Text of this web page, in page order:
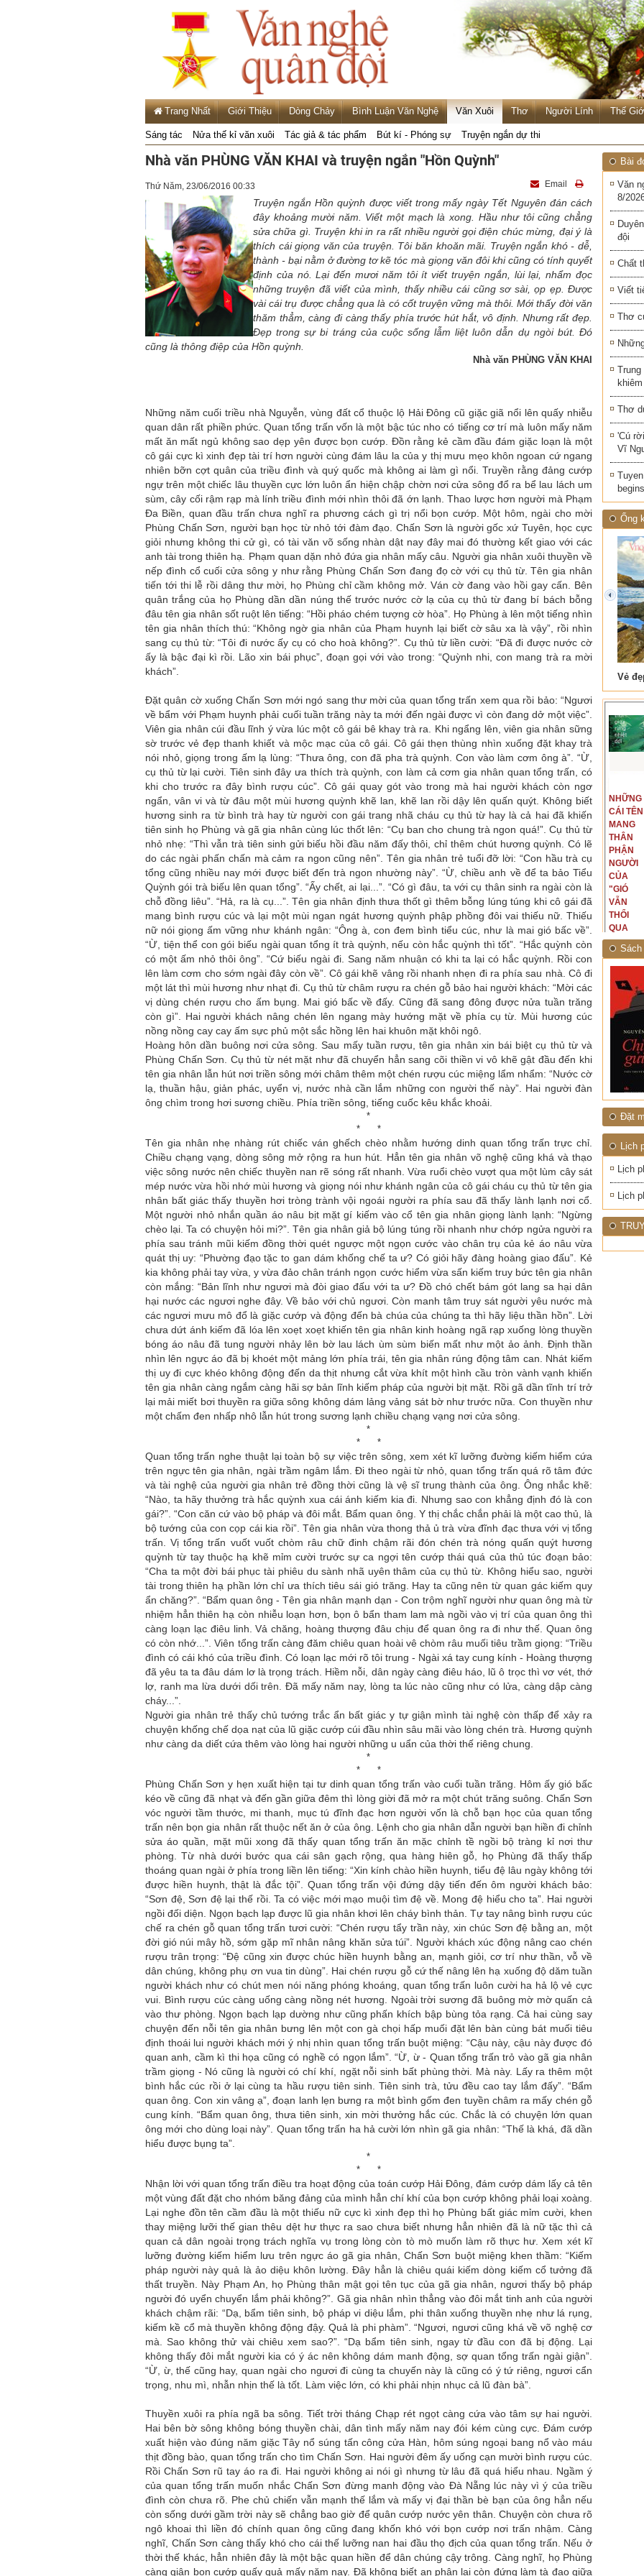
Trang Nhất Giới Thiệu Dòng Chảy Bình Luận Văn Nghệ Văn Xuôi Thơ Người Lính Thế
Sáng tác Nửa thế kỉ văn xuôi Tác giả & tác phẩm Bút kí - Phóng sự Truyện ngắn dự thi
Nhà văn PHÙNG VĂN KHAI và truyện ngắn "Hồn Quỳnh"
Thứ Năm, 23/06/2016 00:33 Email
Truyện ngắn Hồn quỳnh được viết trong mấy ngày Tết Nguyên đán cách
đây khoảng mười năm. Viết một mạch là xong. Hầu như tôi cũng chẳng
sửa chữa gì. Truyện khi in ra rất nhiều người gọi điện chúc mừng, đại ý là
thích cái giọng văn của truyện. Tôi băn khoăn mãi. Truyện ngắn khó - dễ,
thành - bại nằm ở đường tơ kẽ tóc mà giọng văn đôi khi cũng có tính quyết
định của nó. Lại đến mươi năm tôi ít viết truyện ngắn, lùi lại, nhẩm đọc
những truyện đã viết của mình, thấy nhiều cái cũng sơ sài, ọp ẹp. Được
vài cái trụ được chẳng qua là có cốt truyện vững mà thôi. Mới thấy đời văn
thăm thẳm, càng đi càng thấy phía trước hút hắt, vô định. Nhưng rất đẹp.
Đẹp trong sự bi tráng của cuộc sống lẫm liệt luôn dẫn dụ ngòi bút. Đó
cũng là thông điệp của Hồn quỳnh.
Nhà văn PHÙNG VĂN KHAI
Những năm cuối triều nhà Nguyễn, vùng đất cổ thuộc lộ Hải Đông cũ giặc giã nổi lên quấy nhiễu
quan dân rất phiền phức. Quan tổng trấn vốn là một bậc túc nho có tiếng cơ trí mà luôn mấy năm
mất ăn mất ngủ không sao dẹp yên được bọn cướp. Đồn rằng kẻ cầm đầu đám giặc loạn là một
cô gái cực kì xinh đẹp tài trí hơn người cùng đám lâu la của y thị mưu mẹo khôn ngoan cứ ngang
nhiên bỡn cợt quân của triều đình và quý quốc mà không ai làm gì nổi. Truyền rằng đảng cướp
ngự trên một chiếc lâu thuyền cực lớn luôn ẩn hiện chập chờn nơi cửa sông đổ ra bể lau lách um
sùm, cây cối rậm rạp mà lính triều đình mới nhìn thôi đã ớn lạnh. Thao lược hơn người mà Phạm
Đa Biền, quan đầu trấn chưa nghĩ ra phương cách gì trị nổi bọn cướp. Một hôm, ngài cho mời
Phùng Chấn Sơn, người bạn học từ nhỏ tới đàm đạo. Chấn Sơn là người gốc xứ Tuyên, học cực
giỏi nhưng không thi cử gì, có tài văn võ sống nhàn dật nay đây mai đó thường kết giao với các
anh tài trong thiên hạ. Phạm quan dặn nhỏ đứa gia nhân mấy câu. Người gia nhân xuôi thuyền về
nếp đình cổ cuối cửa sông y như rằng Phùng Chấn Sơn đang đọ cờ với cụ thủ từ. Tên gia nhân
tiến tới thi lễ rồi dâng thư mời, họ Phùng chỉ cầm không mở. Ván cờ đang vào hồi gay cấn. Bên
quân trắng của họ Phùng dần dần núng thế trước nước cờ lạ của cụ thủ từ đang bí bách bỗng
đâu tên gia nhân sốt ruột lên tiếng: “Hồi pháo chém tượng cờ hòa”. Họ Phùng à lên một tiếng nhìn
tên gia nhân thích thú: “Không ngờ gia nhân của Phạm huynh lại biết cờ sâu xa là vậy”, rồi nhìn
sang cụ thủ từ: “Tôi đi nước ấy cụ có cho hoà không?”. Cụ thủ từ liền cười: “Đã đi được nước cờ
ấy là bậc đại kì rồi. Lão xin bái phục”, đoạn gọi với vào trong: “Quỳnh nhi, con mang trà ra mời
khách”.
Đặt quân cờ xuống Chấn Sơn mới ngó sang thư mời của quan tổng trấn xem qua rồi bảo: “Ngươi
về bẩm với Phạm huynh phải cuối tuần trăng này ta mới đến ngài được vì còn đang dở một việc”.
Viên gia nhân cúi đầu lĩnh ý vừa lúc một cô gái bê khay trà ra. Khi ngẩng lên, viên gia nhân sững
sờ trước vẻ đẹp thanh khiết và mộc mạc của cô gái. Cô gái thẹn thùng nhìn xuống đặt khay trà
nói nhỏ, giọng trong ấm lạ lùng: “Thưa ông, con đã pha trà quỳnh. Con vào làm cơm ông à”. “Ừ,
cụ thủ từ lại cười. Tiên sinh đây ưa thích trà quỳnh, con làm cả cơm gia nhân quan tổng trấn, có
khi cho trước ra đây bình rượu cúc”. Cô gái quay gót vào trong mà hai người khách còn ngơ
ngẩn, vân vi và từ đâu một mùi hương quỳnh khẽ lan, khẽ lan rồi dậy lên quấn quýt. Không biết
hương sinh ra từ bình trà hay từ người con gái trang nhã cháu cụ thủ từ hay là cả hai đã khiến
tiên sinh họ Phùng và gã gia nhân cùng lúc thốt lên: “Cụ ban cho chung trà ngon quá!”. Cụ thủ từ
nhỏ nhẹ: “Thì vẫn trà tiên sinh gửi biếu hồi đầu năm đấy thôi, chỉ thêm chút hương quỳnh. Có lẽ
do các ngài phấn chấn mà cảm ra ngon cũng nên”. Tên gia nhân trẻ tuổi đỡ lời: “Con hầu trà cụ
tổng cũng nhiều nay mới được biết đến trà ngon nhường này”. “Ừ, chiều anh về để ta bảo Tiểu
Quỳnh gói trà biếu lên quan tổng”. “Ấy chết, ai lại...”. “Có gì đâu, ta với cụ thân sinh ra ngài còn là
chỗ đồng liêu”. “Hả, ra là cụ...”. Tên gia nhân định thưa thốt gì thêm bỗng lúng túng khi cô gái đã
mang bình rượu cúc và lại một mùi ngan ngát hương quỳnh phập phồng đôi vai thiếu nữ. Thiếu
nữ nói giọng ấm vững như khánh ngân: “Ông à, con đem bình tiểu cúc, như là mai gió bấc về”.
“Ừ, tiện thể con gói biếu ngài quan tổng ít trà quỳnh, nếu còn hắc quỳnh thì tốt”. “Hắc quỳnh còn
có một ấm nhỏ thôi ông”. “Cứ biếu ngài đi. Sang năm nhuận có khi ta lại có hắc quỳnh. Rồi con
lên làm cơm cho sớm ngài đây còn về”. Cô gái khẽ vâng rồi nhanh nhẹn đi ra phía sau nhà. Cô đi
một lát thì mùi hương như nhạt đi. Cụ thủ từ châm rượu ra chén gỗ bảo hai người khách: “Mời các
vị dùng chén rượu cho ấm bụng. Mai gió bấc về đấy. Cũng đã sang đông được nửa tuần trăng
còn gì”. Hai người khách nâng chén lên ngang mày hướng mặt về phía cụ từ. Mùi hương cúc
nồng nồng cay cay ấm sực phủ một sắc hồng lên hai khuôn mặt khôi ngô.
Hoàng hôn dần buông nơi cửa sông. Sau mấy tuần rượu, tên gia nhân xin bái biệt cụ thủ từ và
Phùng Chấn Sơn. Cụ thủ từ nét mặt như đã chuyển hẳn sang cõi thiền vi vô khẽ gật đầu đến khi
tên gia nhân lẫn hút nơi triền sông mới châm thêm một chén rượu cúc miệng lẩm nhẩm: “Nước cờ
lạ, thuần hậu, giản phác, uyển vị, nước nhà cần lắm những con người thế này”. Hai người đàn
ông chìm trong hơi sương chiều. Phía triền sông, tiếng cuốc kêu khắc khoải.
*
* *
Tên gia nhân nhẹ nhàng rút chiếc ván ghếch chèo nhằm hướng dinh quan tổng trấn trực chỉ.
Chiều chạng vạng, dòng sông mở rộng ra hun hút. Hẳn tên gia nhân võ nghệ cũng khá và thạo
việc sông nước nên chiếc thuyền nan rẽ sóng rất nhanh. Vừa ruổi chèo vượt qua một lùm cây sát
mép nước vừa hồi nhớ mùi hương và giọng nói như khánh ngân của cô gái cháu cụ thủ từ tên gia
nhân bất giác thấy thuyền hơi tròng trành vội ngoái người ra phía sau đã thấy lành lạnh nơi cổ.
Một người nhỏ nhắn quần áo nâu bịt mặt gí kiếm vào cổ tên gia nhân giọng lành lạnh: “Ngừng
chèo lại. Ta có chuyện hỏi mi?”. Tên gia nhân giả bộ lúng túng rồi nhanh như chớp ngửa người ra
phía sau tránh mũi kiếm đồng thời quét ngược một ngọn cước vào chân trụ của kẻ áo nâu vừa
quát thị uy: “Phường đạo tặc to gan dám khống chế ta ư? Có giỏi hãy đàng hoàng giao đấu”. Kẻ
kia không phải tay vừa, y vừa đảo chân tránh ngọn cước hiểm vừa sấn kiếm truy bức tên gia nhân
còn mắng: “Bản lĩnh như ngươi mà đòi giao đấu với ta ư? Đồ chó chết bám gót lang sa hại dân
hại nước các ngươi nghe đây. Về bảo với chủ ngươi. Còn manh tâm truy sát người yêu nước mà
các ngươi mưu mô đổ là giặc cướp và động đến bà chúa của chúng ta thì hãy liệu thần hồn”. Lời
chưa dứt ánh kiếm đã lóa lên xoẹt xoẹt khiến tên gia nhân kinh hoàng ngã rạp xuống lòng thuyền
bóng áo nâu đã tung người nhảy lên bờ lau lách ùm sùm biến mất như một ảo ảnh. Định thần
nhìn lên ngực áo đã bị khoét một mảng lớn phía trái, tên gia nhân rúng động tâm can. Nhát kiếm
thị uy đi cực khéo không động đến da thịt nhưng cắt vừa khít một hình cầu tròn vành vạnh khiến
tên gia nhân càng ngắm càng hãi sợ bản lĩnh kiếm pháp của người bịt mặt. Rồi gã dần tĩnh trí trở
lại mải miết bơi thuyền ra giữa sông không dám lảng vảng sát bờ như trước nữa. Con thuyền như
một chấm đen nhấp nhô lẫn hút trong sương lạnh chiều chạng vạng nơi cửa sông.
*
* *
Quan tổng trấn nghe thuật lại toàn bộ sự việc trên sông, xem xét kĩ lưỡng đường kiếm hiểm cứa
trên ngực tên gia nhân, ngài trầm ngâm lắm. Đi theo ngài từ nhỏ, quan tổng trấn quá rõ tâm đức
và tài nghệ của người gia nhân trẻ đồng thời cũng là vệ sĩ trung thành của ông. Ông nhắc khẽ:
“Nào, ta hãy thưởng trà hắc quỳnh xua cái ánh kiếm kia đi. Nhưng sao con khẳng định đó là con
gái?”. “Con căn cứ vào bộ pháp và đôi mắt. Bẩm quan ông. Y thị chắc chắn phải là một cao thủ, là
bộ tướng của con cọp cái kia rồi”. Tên gia nhân vừa thong thả ủ trà vừa đĩnh đạc thưa với vị tổng
trấn. Vị tổng trấn vuốt vuốt chòm râu chữ đinh chậm rãi đón chén trà nóng quấn quýt hương
quỳnh từ tay thuộc hạ khẽ mỉm cười trước sự ca ngợi tên cướp thái quá của thủ túc đoạn bảo:
“Cha ta một đời bái phục tài phiêu du sành nhã uyên thâm của cụ thủ từ. Không hiểu sao, người
tài trong thiên hạ phần lớn chỉ ưa thích tiêu sái gió trăng. Hay ta cũng nên từ quan gác kiếm quy
ẩn chăng?”. “Bẩm quan ông - Tên gia nhân mạnh dạn - Con trộm nghĩ người như quan ông mà từ
nhiệm hẳn thiên hạ còn nhiễu loạn hơn, bọn ô bẩn tham lam mà ngồi vào vị trí của quan ông thì
càng loạn lạc điêu linh. Vả chăng, hoàng thượng đâu chịu để quan ông ra đi như thế. Quan ông
có còn nhớ...”. Viên tổng trấn càng đăm chiêu quan hoài vê chòm râu muối tiêu trầm giọng: “Triều
đình có cái khó của triều đình. Có loạn lạc mới rõ tôi trung - Ngài xá tay cung kính - Hoàng thượng
đã yêu ta ta đâu dám lơ là trọng trách. Hiềm nỗi, dân ngày càng điêu háo, lũ ô trọc thì vơ vét, thớ
lợ, ranh ma lừa dưới dối trên. Đã mấy năm nay, lòng ta lúc nào cũng như có lửa, càng dập càng
cháy...”.
Người gia nhân trẻ thấy chủ tướng trắc ẩn bất giác y tự giận mình tài nghệ còn thấp để xảy ra
chuyện khống chế dọa nạt của lũ giặc cướp cúi đầu nhìn sâu mãi vào lòng chén trà. Hương quỳnh
như càng da diết cứa thêm vào lòng hai người những u uẩn của thời thế riêng chung.
*
* *
Phùng Chấn Sơn y hẹn xuất hiện tại tư dinh quan tổng trấn vào cuối tuần trăng. Hôm ấy gió bấc
kéo về cũng đã nhạt và đến gần giữa đêm thì lòng giời đã mở ra một chút trăng suông. Chấn Sơn
vóc người tầm thước, mi thanh, mục tú đĩnh đạc hơn người vốn là chỗ bạn học của quan tổng
trấn nên bọn gia nhân rất thuộc nết ăn ở của ông. Lệnh cho gia nhân dẫn người bạn hiền đi chỉnh
sửa áo quần, mặt mũi xong đã thấy quan tổng trấn ăn mặc chỉnh tề ngồi bộ tràng kỉ nơi thư
phòng. Từ nhà dưới bước qua cái sân gạch rộng, qua hàng hiên gỗ, họ Phùng đã thấy thấp
thoáng quan ngài ở phía trong liền lên tiếng: “Xin kính chào hiền huynh, tiểu đệ lâu ngày không tới
được hiền huynh, thật là đắc tội”. Quan tổng trấn vội đứng dậy tiến đến ôm người khách bảo:
“Sơn đệ, Sơn đệ lại thế rồi. Ta có việc mới mạo muội tìm đệ về. Mong đệ hiểu cho ta”. Hai người
ngồi đối diện. Ngọn bạch lạp được lũ gia nhân khơi lên cháy bình thản. Tự tay nâng bình rượu cúc
chế ra chén gỗ quan tổng trấn tươi cười: “Chén rượu tẩy trần này, xin chúc Sơn đệ bằng an, một
đời gió núi mây hồ, sớm gặp mĩ nhân nâng khăn sửa túi”. Người khách xúc động nâng cao chén
rượu trân trọng: “Đệ cũng xin được chúc hiền huynh bằng an, mạnh giỏi, cơ trí như thần, vỗ về
dân chúng, không phụ ơn vua tin dùng”. Hai chén rượu gỗ cứ thế nâng lên hạ xuống độ dăm tuần
người khách như có chút men nói năng phóng khoáng, quan tổng trấn luôn cười ha hả lộ vẻ cực
vui. Bình rượu cúc càng uống càng nồng nét hương. Ngoài trời sương đã buông mờ mờ quấn cả
vào thư phòng. Ngọn bạch lạp dường như cũng phấn khích bập bùng tỏa rạng. Cả hai cùng say
chuyện đến nỗi tên gia nhân bưng lên một con gà chọi hấp muối đặt lên bàn cùng bát muối tiêu
định thoái lui người khách mới ý nhị nhìn quan tổng trấn buột miệng: “Cậu này, cậu này được đó
quan anh, cầm kì thi họa cũng có nghề có ngọn lắm”. “Ừ, ừ - Quan tổng trấn trỏ vào gã gia nhân
trầm giọng - Nó cũng là người có chí khí, ngặt nỗi sinh bất phùng thời. Mà này. Lấy ra thêm một
bình hắc cúc rồi ở lại cùng ta hầu rượu tiên sinh. Tiên sinh trà, tửu đều cao tay lắm đấy”. “Bẩm
quan ông. Con xin vâng ạ”, đoạn lanh lẹn bưng ra một bình gốm đen tuyền châm ra mấy chén gỗ
cung kính. “Bẩm quan ông, thưa tiên sinh, xin mời thưởng hắc cúc. Chắc là có chuyện lớn quan
ông mới cho dùng loại này”. Quan tổng trấn ha hả cười lớn nhìn gã gia nhân: “Thế là khá, đã dần
hiểu được bụng ta”.
*
* *
Nhận lời với quan tổng trấn điều tra hoạt động của toán cướp Hải Đông, đám cướp dám lấy cả tên
một vùng đất đặt cho nhóm băng đảng của mình hẳn chí khí của bọn cướp không phải loại xoàng.
Lại nghe đồn tên cầm đầu là một thiếu nữ cực kì xinh đẹp thì họ Phùng bất giác mỉm cười, khen
thay miệng lưỡi thế gian thêu dệt hư thực ra sao chưa biết nhưng hẳn nhiên đã là nữ tặc thì cả
quan cả dân ngoài trọng trách nghĩa vụ trong lòng còn tò mò muốn làm rõ thực hư. Xem xét kĩ
lưỡng đường kiếm hiểm lưu trên ngực áo gã gia nhân, Chấn Sơn buột miệng khen thầm: “Kiếm
pháp người này quả là ảo diệu khôn lường. Đây hẳn là chiêu quái kiếm dòng kiếm cổ tưởng đã
thất truyền. Này Phạm An, họ Phùng thân mật gọi tên tục của gã gia nhân, ngươi thấy bộ pháp
người đó uyển chuyển lắm phải không?”. Gã gia nhân nhìn thẳng vào đôi mắt tinh anh của người
khách chậm rãi: “Dạ, bẩm tiên sinh, bộ pháp vi diệu lắm, phi thân xuống thuyền nhẹ như lá rụng,
kiếm kề cổ mà thuyền không động đậy. Quả là phi phàm”. “Ngươi, ngươi cũng khá về võ nghệ cơ
mà. Sao không thử vài chiêu xem sao?”. “Dạ bẩm tiên sinh, ngay từ đầu con đã bị động. Lại
không thấy đôi mắt người kia có ý ác nên không dám manh động, sợ quan tổng trấn ngài giận”.
“Ừ, ừ, thế cũng hay, quan ngài cho ngươi đi cùng ta chuyến này là cũng có ý tứ riêng, ngươi cẩn
trọng, nhu mì, nhẫn nhịn thế là tốt. Làm việc lớn, có khi phải nhịn nhục cả lũ đàn bà”.
Thuyền xuôi ra phía ngã ba sông. Tiết trời tháng Chạp rét ngọt càng cứa vào tâm sự hai người.
Hai bên bờ sông không bóng thuyền chài, dân tình mấy năm nay đói kém cùng cực. Đám cướp
xuất hiện vào đúng năm giặc Tây nổ súng tấn công cửa Hàn, hôm súng ngoại bang nổ vào máu
thịt đồng bào, quan tổng trấn cho tìm Chấn Sơn. Hai người đêm ấy uống cạn mười bình rượu cúc.
Rồi Chấn Sơn rũ tay áo ra đi. Hai người không ai nói gì nhưng từ lâu đã quá hiểu nhau. Ngầm ý
của quan tổng trấn muốn nhắc Chấn Sơn đừng manh động vào Đà Nẵng lúc này vì ý của triều
đình còn chưa rõ. Phe chủ chiến vẫn mạnh thế lắm và mấy vị đại thần bè bạn của ông hẳn nếu
còn sống dưới gầm trời này sẽ chẳng bao giờ để quân cướp nước yên thân. Chuyện còn chưa rõ
ngô khoai thì liền đó chính quan ông cũng đang khốn khó với bọn cướp nơi trấn nhậm. Càng
nghĩ, Chấn Sơn càng thấy khó cho cái thế lưỡng nan hai đầu thọ địch của quan tổng trấn. Nếu ở
thời thế khác, hẳn nhiên đây là một bậc quan hiền để dân chúng cậy trông. Càng nghĩ, họ Phùng
càng giận bọn cướp quấy quả mấy năm nay. Đã không biết an phận lại còn đứng làm tà đạo giữa
Bài
Văn
8/
đội
Chất
Viết
Thơ
Thơ
'Cú
Vĩ
Ống
prev
NHỮNG
NGƯỜI
TÔI GẶP,
NHỮNG
CHUYỆN
TÔI VIẾT
Tôi từng hình dung viết văn là
công việc của sự hư cấu, một
hành trình phác dựng thế giới từ
trí tưởng tượng, nơi nhà văn tự
do tạo hình mọi thứ theo ý mình...
(TRẦN THỊ TÚ NGỌC)
NGUYÊN
MẪU
CỦA TÔI
LÀ
NHỮNG
NGƯỜI
ĐÃ PHẤT
CAO CỜ
HỒNG
THÁNG
TÁM
NĂM
1945
Là người đi dọc biên giới phía
Bắc, tôi có thế mạnh khi hình
dung, mở ra không gian của giai
đoạn lịch sử đó... (PHẠM VÂN
ANH)
NHỮNG
CÁI TÊN
MANG
THÂN
PHẬN
NGƯỜI
CỦA
"GIÓ
VẪN
THỔI
QUA
RỪNG
NHIỆT
ĐỚI"
Đặt
Lịch
Lịch
Lịch